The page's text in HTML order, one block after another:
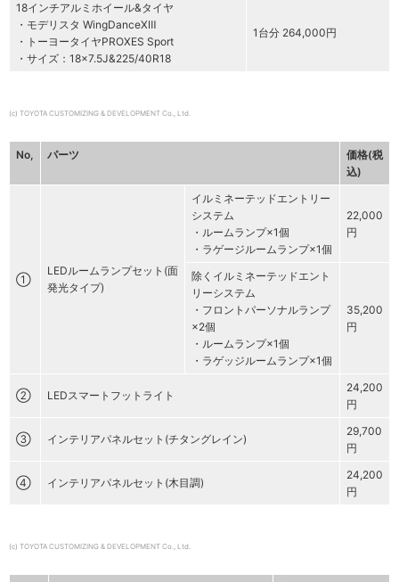
18インチアルミホイール&タイヤ
・モデリスタ WingDanceXⅢ
・トーヨータイヤPROXES Sport
・サイズ：18×7.5J&225/40R18
1台分 264,000円
(c) TOYOTA CUSTOMIZING & DEVELOPMENT Co., Ltd.
No, パーツ
価格(税
込)
①
LEDルームランプセット(面
発光タイプ)
イルミネーテッドエントリー
システム
・ルームランプ×1個
・ラゲージルームランプ×1個
22,000
円
除くイルミネーテッドエント
リーシステム
・フロントパーソナルランプ
×2個
・ルームランプ×1個
・ラゲッジルームランプ×1個
35,200
円
② LEDスマートフットライト
24,200
円
③ インテリアパネルセット(チタングレイン)
29,700
円
④ インテリアパネルセット(木目調)
24,200
円
(c) TOYOTA CUSTOMIZING & DEVELOPMENT Co., Ltd.